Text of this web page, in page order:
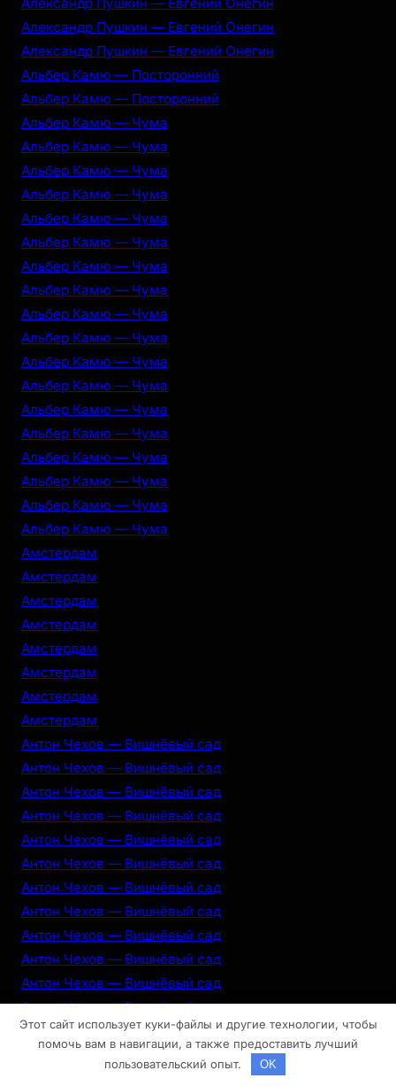
Александр Пушкин — Евгений Онегин
Александр Пушкин — Евгений Онегин
Альбер Камю — Посторонний
Альбер Камю — Посторонний
Альбер Камю — Чума
Альбер Камю — Чума
Альбер Камю — Чума
Альбер Камю — Чума
Альбер Камю — Чума
Альбер Камю — Чума
Альбер Камю — Чума
Альбер Камю — Чума
Альбер Камю — Чума
Альбер Камю — Чума
Альбер Камю — Чума
Альбер Камю — Чума
Альбер Камю — Чума
Альбер Камю — Чума
Альбер Камю — Чума
Альбер Камю — Чума
Альбер Камю — Чума
Альбер Камю — Чума
Амстердам
Амстердам
Амстердам
Амстердам
Амстердам
Амстердам
Амстердам
Амстердам
Антон Чехов — Вишнёвый сад
Антон Чехов — Вишнёвый сад
Антон Чехов — Вишнёвый сад
Антон Чехов — Вишнёвый сад
Антон Чехов — Вишнёвый сад
Антон Чехов — Вишнёвый сад
Антон Чехов — Вишнёвый сад
Антон Чехов — Вишнёвый сад
Антон Чехов — Вишнёвый сад
Антон Чехов — Вишнёвый сад
Антон Чехов — Вишнёвый сад
Антон Чехов — Вишнёвый сад
Антон Чехов — Вишнёвый сад
Антон Чехов — Вишнёвый сад
Этот сайт использует куки-файлы и другие технологии, чтобы
помочь вам в навигации, а также предоставить лучший
пользовательский опыт.
OK